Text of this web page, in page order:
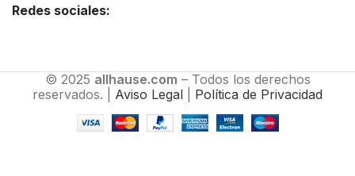
Redes sociales:
© 2025 allhause.com – Todos los derechos
reservados. | Aviso Legal Política de Privacidad